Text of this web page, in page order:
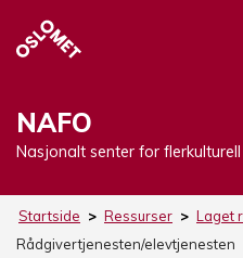
NAFO
Nasjonalt senter for
Startside > Ressurser > Laget
Rådgivertjenesten/elevtjenesten